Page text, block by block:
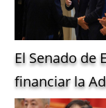
El Senado de
financiar la